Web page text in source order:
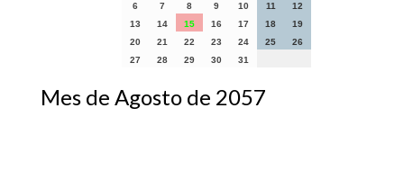
6
7 8 9 10 11
12
13
14 15 16 17 18
19
20
21 22 23 24 25
26
27
28 29 30 31
Mes de Agosto de 2057